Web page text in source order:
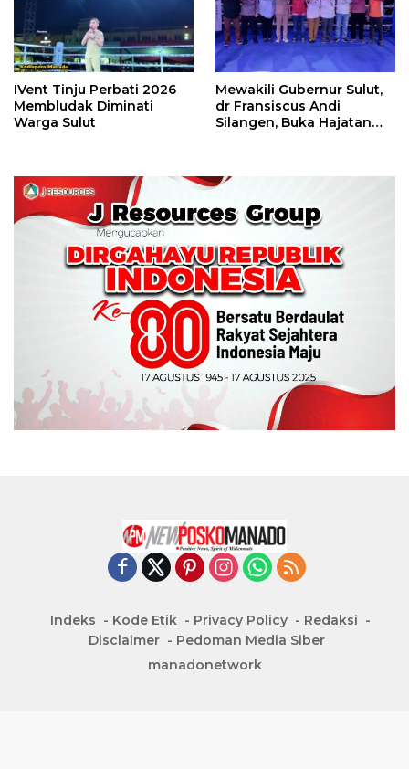
IVent Tinju Perbati 2026
Membludak Diminati
Warga Sulut
Mewakili Gubernur Sulut,
dr Fransiscus Andi
Silangen, Buka Hajatan
Indeks Kode Etik Privacy Policy
Redaksi
Disclaimer
Pedoman Media Siber
manadonetwork